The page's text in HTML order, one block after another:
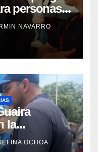
personas
Guaira
NAVARRO
la
de
OCHOA